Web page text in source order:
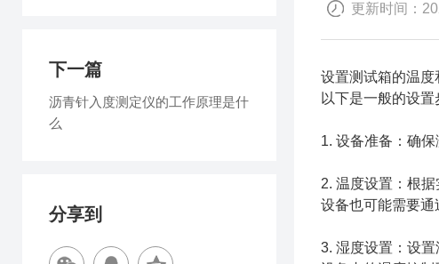
更新时间：
设置测试箱的温
以下是一般的设置
1. 设备准备：确
2. 温度设置：根
设备也可能需要
3. 湿度设置：设
下一篇
沥青针入度测定仪的工作原理是什
么
分享到